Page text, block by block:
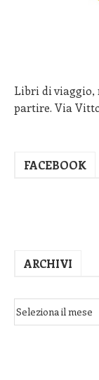
Libri di viaggio,
partire. Via
FACEBOOK
ARCHIVI